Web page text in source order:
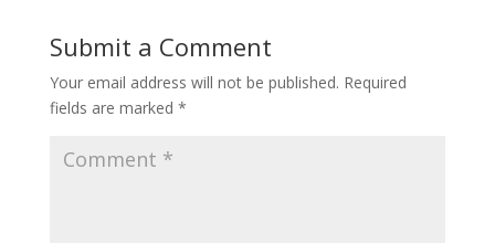
Submit a Comment
Your email address will not be published. Required
fields are marked *